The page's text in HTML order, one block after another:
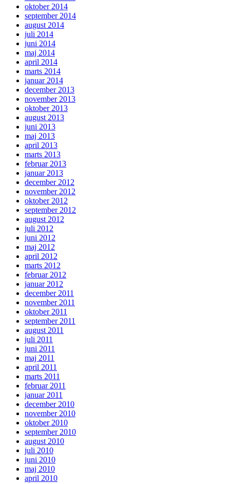
oktober 2014
september 2014
august 2014
juli 2014
juni 2014
maj 2014
april 2014
marts 2014
januar 2014
december 2013
november 2013
oktober 2013
august 2013
juni 2013
maj 2013
april 2013
marts 2013
februar 2013
januar 2013
december 2012
november 2012
oktober 2012
september 2012
august 2012
juli 2012
juni 2012
maj 2012
april 2012
marts 2012
februar 2012
januar 2012
december 2011
november 2011
oktober 2011
september 2011
august 2011
juli 2011
juni 2011
maj 2011
april 2011
marts 2011
februar 2011
januar 2011
december 2010
november 2010
oktober 2010
september 2010
august 2010
juli 2010
juni 2010
maj 2010
april 2010